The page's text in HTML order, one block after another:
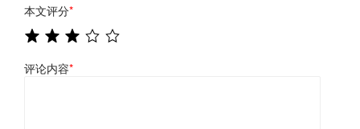
本文评分*
评论内容*